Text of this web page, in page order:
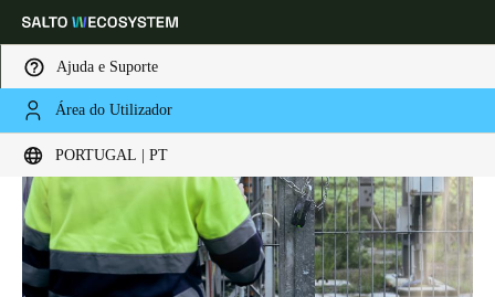
Ajuda e Suporte
Área do Utilizador
PORTUGAL | PT
Escolha a sua localização e definições de idioma
Europe North America Caribbean -
Portugal Português